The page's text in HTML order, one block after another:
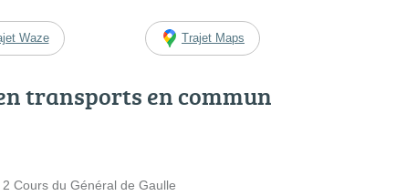
Waze Trajet Maps
transports en commun
Cours du Général de Gaulle